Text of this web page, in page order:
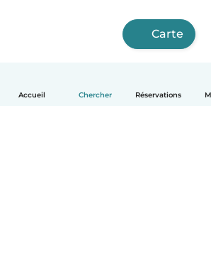
Accueil Chercher Réservations
Carte